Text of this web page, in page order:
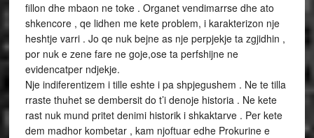
fillon dhe mbaon ne toke . Organet vendimarrse dhe ato
shkencore , qe lidhen me kete problem, i karakterizon nje
heshtje varri . Jo qe nuk bejne as nje perpjekje ta zgjidhin ,
por nuk e zene fare ne goje,ose ta perfshijne ne
evidencatper ndjekje.
Nje indiferentizem i tille eshte i pa shpjegushem . Ne te tilla
rraste thuhet se dembersit do t’i denoje historia . Ne kete
rast nuk mund pritet denimi historik i shkaktarve . Per kete
dem madhor kombetar , kam njoftuar edhe Prokurine e